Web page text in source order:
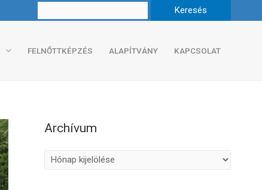
FELNŐTTKÉPZÉS ALAPÍTVÁNY KAPCSOLAT
Archívum